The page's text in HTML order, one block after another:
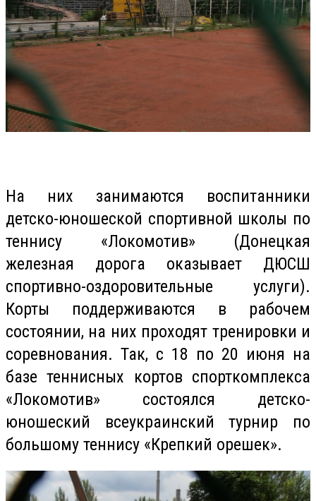
На них занимаются воспитанники
детско-юношеской спортивной школы по
теннису «Локомотив» (Донецкая
железная дорога оказывает ДЮСШ
спортивно-оздоровительные услуги).
Корты поддерживаются в рабочем
состоянии, на них проходят тренировки и
соревнования. Так, с 18 по 20 июня на
базе теннисных кортов спорткомплекса
«Локомотив» состоялся детско-
юношеский всеукраинский турнир по
большому теннису «Крепкий орешек».